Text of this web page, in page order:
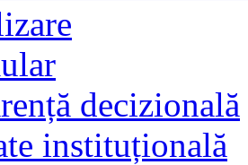
decizională
instituțională